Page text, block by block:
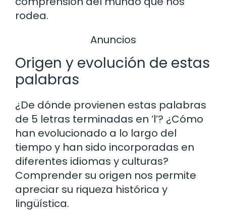
rodea.
Anuncios
Origen y evolución de estas
palabras
¿De dónde provienen estas palabras
de 5 letras terminadas en ‘l’? ¿Cómo
han evolucionado a lo largo del
tiempo y han sido incorporadas en
diferentes idiomas y culturas?
Comprender su origen nos permite
apreciar su riqueza histórica y
lingüística.